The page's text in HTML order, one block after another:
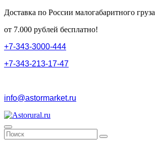
Доставка по России малогабаритного груза
от 7.000 рублей бесплатно!
+7-343-3000-444
+7-343-213-17-47
info@astormarket.ru